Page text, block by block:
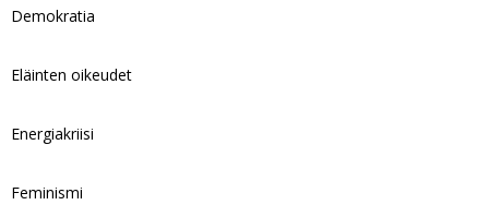
Demokratia
Eläinten oikeudet
Energiakriisi
Feminismi